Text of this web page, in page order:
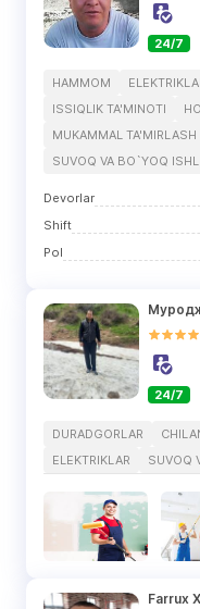
24/7
HAMMOM
ISSIQLIK TA'MINOTI
MUKAMMAL TA'MIRLASH
SUVOQ VA BO`YOQ
Devorlar
Shift
Pol
24/7
DURADGORLAR
ELEKTRIKLAR
SUVOQ
Farrux